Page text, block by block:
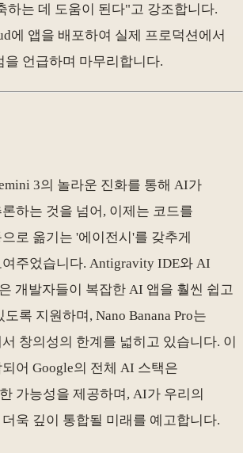
하는 데 도움이 된다"고 강조합니다.
에 앱을 배포하여 실제 프로덕션에서
을 언급하며 마무리합니다.
3의 놀라운 진화를 통해 AI가
하는 것을 넘어, 이제는 코드를
로 옮기는 '에이전시'를 갖추게
주었습니다. Antigravity IDE와 AI
개발자들이 복잡한 AI 앱을 훨씬 쉽고
록 지원하며, Nano Banana Pro는
창의성의 한계를 넓히고 있습니다. 이
어 Google의 전체 AI 스택은
가능성을 제공하며, AI가 우리의
욱 깊이 통합될 미래를 예고합니다.